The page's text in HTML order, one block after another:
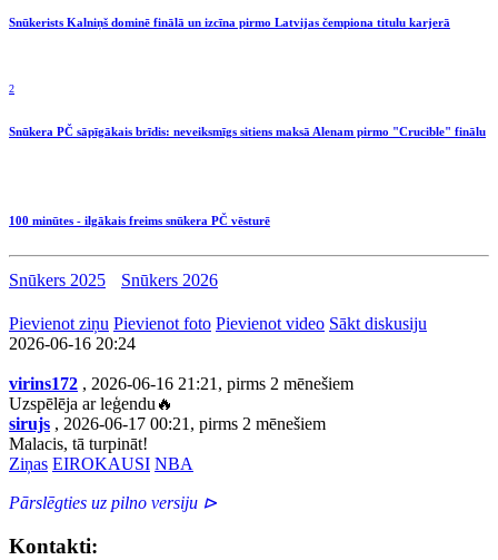
Snūkerists Kalniņš dominē finālā un izcīna pirmo Latvijas čempiona titulu karjerā
2
Snūkera PČ sāpīgākais brīdis: neveiksmīgs sitiens maksā Alenam pirmo "Crucible" finālu
100 minūtes - ilgākais freims snūkera PČ vēsturē
Snūkers 2025 Snūkers 2026
Pievienot ziņu Pievienot foto Pievienot video Sākt diskusiju
2026-06-16 20:24
virins172 , 2026-06-16 21:21, pirms 2 mēnešiem
Uzspēlēja ar leģendu🔥
sirujs , 2026-06-17 00:21, pirms 2 mēnešiem
Malacis, tā turpināt!
Ziņas EIROKAUSI NBA
Pārslēgties uz pilno versiju ⊳
Kontakti: